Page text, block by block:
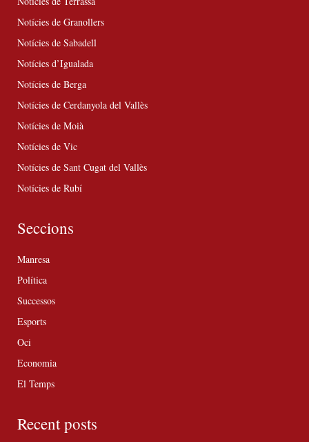
Notícies de Granollers
Notícies de Sabadell
Notícies d’Igualada
Notícies de Berga
Notícies de Cerdanyola del Vallès
Notícies de Moià
Notícies de Vic
Notícies de Sant Cugat del Vallès
Notícies de Rubí
Seccions
Manresa
Política
Successos
Esports
Oci
Economia
El Temps
Recent posts